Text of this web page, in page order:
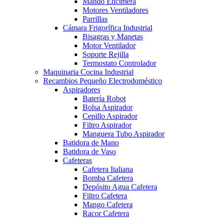
Motores Ventiladores
Parrillas
Cámara Frigorífica Industrial
Bisagras y Manetas
Motor Ventilador
Soporte Rejilla
Termostato Controlador
Maquinaria Cocina Industrial
Recambios Pequeño Electrodoméstico
Aspiradores
Batería Robot
Bolsa Aspirador
Cepillo Aspirador
Filtro Aspirador
Manguera Tubo Aspirador
Batidora de Mano
Batidora de Vaso
Cafeteras
Cafetera Italiana
Bomba Cafetera
Depósito Agua Cafetera
Filtro Cafetera
Mango Cafetera
Racor Cafetera